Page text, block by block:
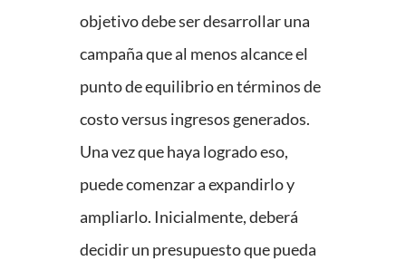
objetivo debe ser desarrollar una
campaña que al menos alcance el
punto de equilibrio en términos de
costo versus ingresos generados.
Una vez que haya logrado eso,
puede comenzar a expandirlo y
ampliarlo. Inicialmente, deberá
decidir un presupuesto que pueda